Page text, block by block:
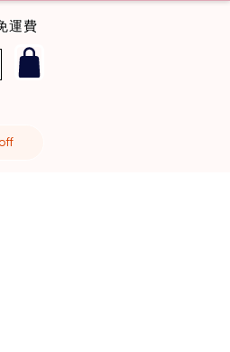
運費